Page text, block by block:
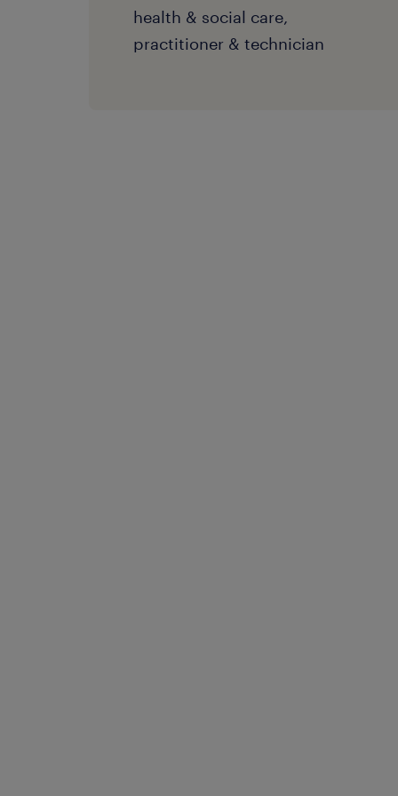
health & social care,
practitioner & technician